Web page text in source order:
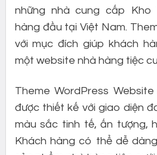
những nhà cung cấp Kho
hàng đầu tại Việt Nam.
với mục đích giúp khách
một website nhà hàng tiệc
Theme WordPress
được thiết kế với giao diện
màu sắc tinh tế, ấn tượng,
Khách hàng có thể dễ